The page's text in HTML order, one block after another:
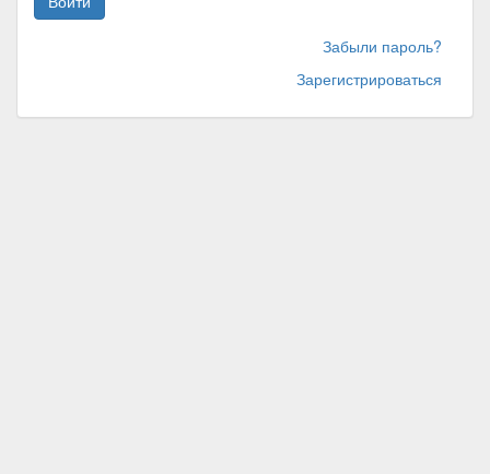
Забыли пароль?
Зарегистрироваться